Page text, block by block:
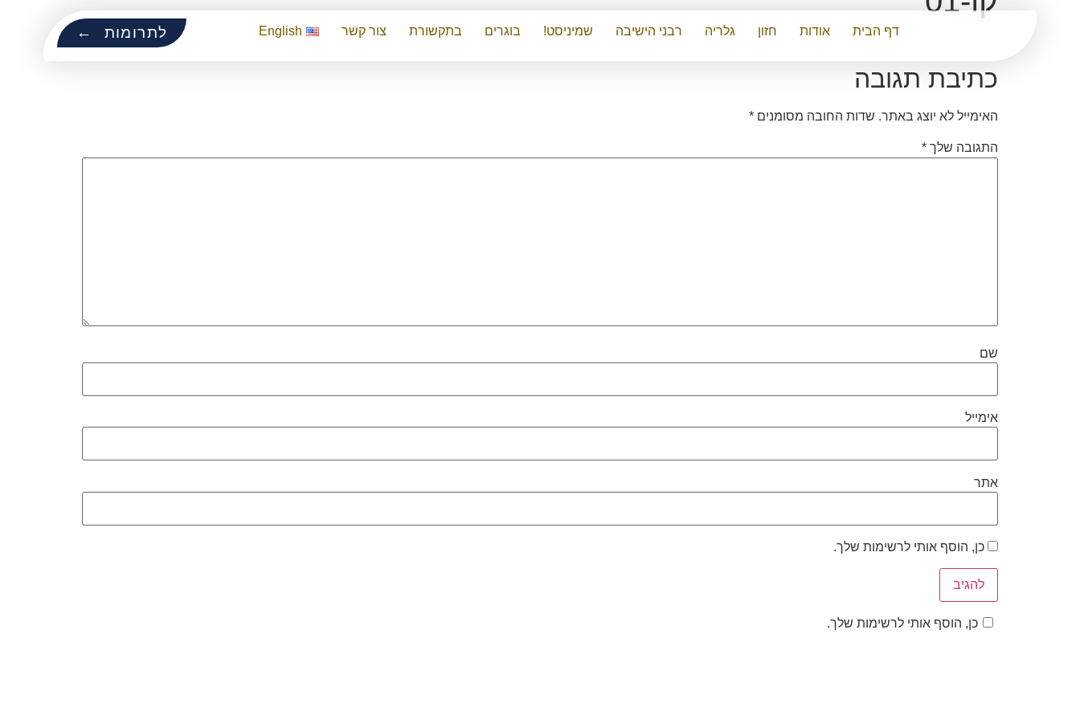
דף הבית אודות חזון גלריה רבני הישיבה שמיניסט! בוגרים בתקשורת צור קשר English לתרומות ←
כתיבת תגובה
האימייל לא יוצג באתר. שדות החובה מסומנים *
התגובה שלך *
שם
אימייל
אתר
כן, הוסף אותי לרשימות שלך.
כן, הוסף אותי לרשימות שלך.